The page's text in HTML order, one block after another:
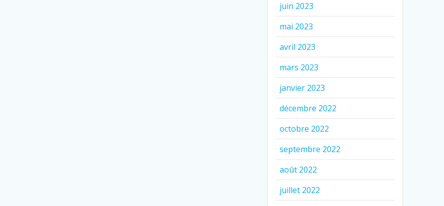
juin 2023
mai 2023
avril 2023
mars 2023
janvier 2023
décembre 2022
octobre 2022
septembre 2022
août 2022
juillet 2022